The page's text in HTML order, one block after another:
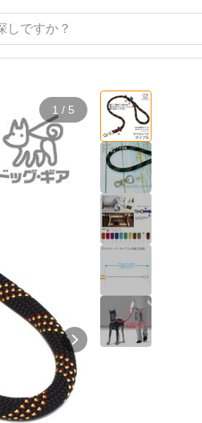
1 / 5